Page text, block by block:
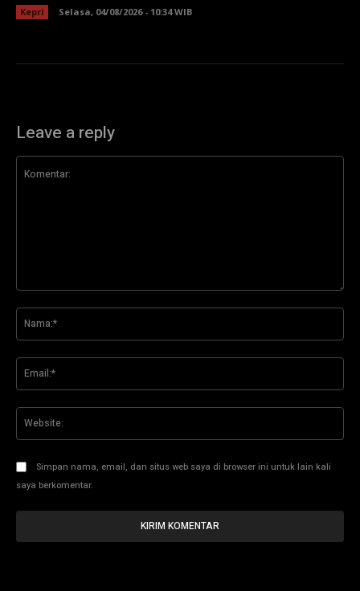
Kepri Selasa, 04/08/2026 - 10:34 WIB
Leave a reply
Simpan nama, email, dan situs web saya di browser ini untuk lain kali
saya berkomentar.